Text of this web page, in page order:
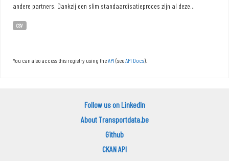
andere partners. Dankzij een slim standaardisatieproces zijn al deze...
CSV
You can also access this registry using theAPI (seeAPI Docs).
Follow us on LinkedIn
About Transportdata.be
Github
CKAN API